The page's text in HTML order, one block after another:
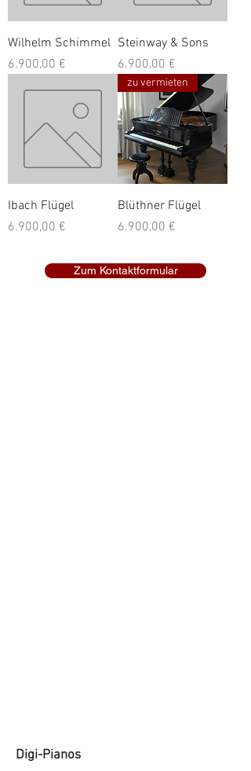
Wilhelm Schimmel
Preis
6.900,00 €
Steinway & Sons
Preis
6.900,00 €
Ibach Flügel
Preis
6.900,00 €
zu vermieten
Blüthner Flügel
Preis
6.900,00 €
Zum Kontaktformular
Digi-Pianos